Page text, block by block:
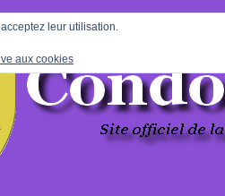
leur utilisation.
aux cookies